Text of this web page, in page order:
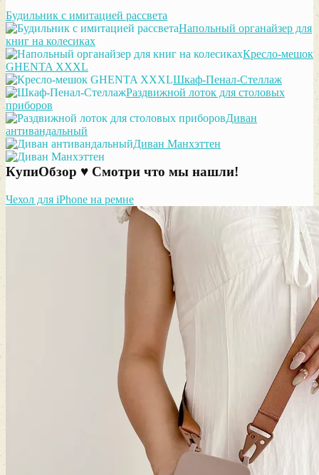
Будильник с имитацией рассвета
Напольный органайзер для
книг на колесиках
Кресло-мешок
GHENTA XXXL
Шкаф-Пенал-Стеллаж
Раздвижной лоток для столовых
приборов
Диван
антивандальный
Диван Манхэттен
КупиОбзор ♥ Смотри что мы нашли!
Чехол для iPhone на ремне